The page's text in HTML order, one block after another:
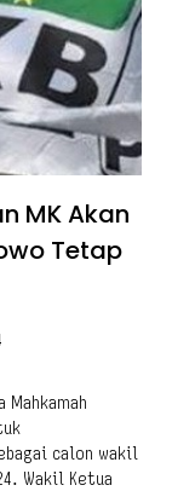
MK Akan
Tetap
Mahkamah
calon wakil
Wakil Ketua